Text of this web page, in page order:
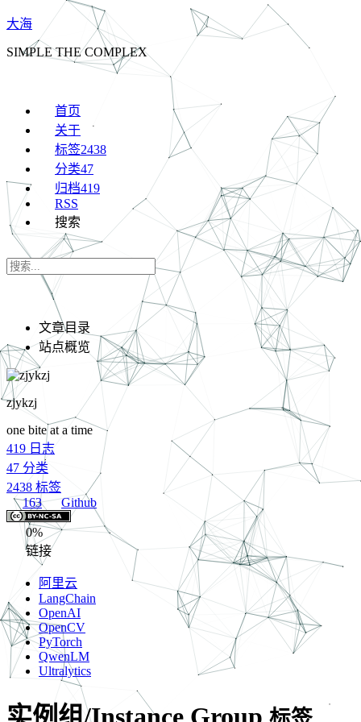
大海
SIMPLE THE COMPLEX
首页
关于
标签2438
分类47
归档419
RSS
搜索
文章目录
站点概览
zjykzj
one bite at a time
419 日志
47 分类
2438 标签
163
Github
0%
链接
阿里云
LangChain
OpenAI
OpenCV
PyTorch
QwenLM
Ultralytics